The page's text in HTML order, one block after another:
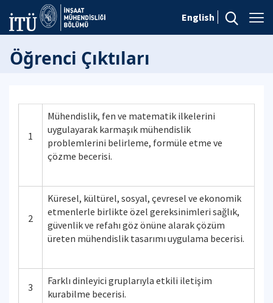
English
Öğrenci Çıktıları
1
Mühendislik, fen ve matematik ilkelerini
uygulayarak karmaşık mühendislik
problemlerini belirleme, formüle etme ve
çözme becerisi.
2
Küresel, kültürel, sosyal, çevresel ve ekonomik
etmenlerle birlikte özel gereksinimleri sağlık,
güvenlik ve refahı göz önüne alarak çözüm
üreten mühendislik tasarımı uygulama becerisi.
3
Farklı dinleyici gruplarıyla etkili iletişim
kurabilme becerisi.